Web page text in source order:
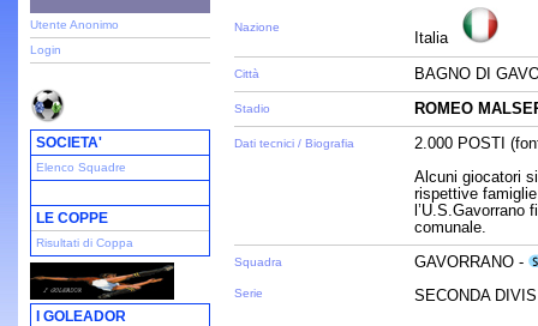
Utente Anonimo
Login
SOCIETA'
Elenco Squadre
LE COPPE
Risultati di Coppa
I GOLEADOR
Nazione
Italia
Città BAGNO DI
Stadio ROMEO
Dati tecnici / Biografia
2.000 POSTI
Alcuni giocatori
rispettive
l’U.S.Gavorrano
comunale.
Squadra
Serie
GAVORRANO -
SECONDA